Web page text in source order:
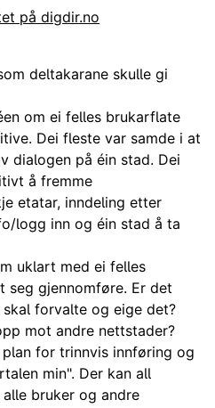
på digdir.no
deltakarane skulle gi
om ei felles brukarflate
Dei fleste var samde i at
dialogen på éin stad. Dei
å fremme
etatar, inndeling etter
logg inn og éin stad å ta
uklart med ei felles
seg gjennomføre. Er det
skal forvalte og eige det?
mot andre nettstader?
for trinnvis innføring og
min". Der kan all
bruker og andre